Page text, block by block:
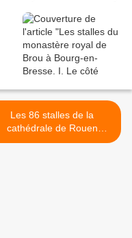
Les 86 stalles de la
cathédrale de Rouen
décrites et illustrées par